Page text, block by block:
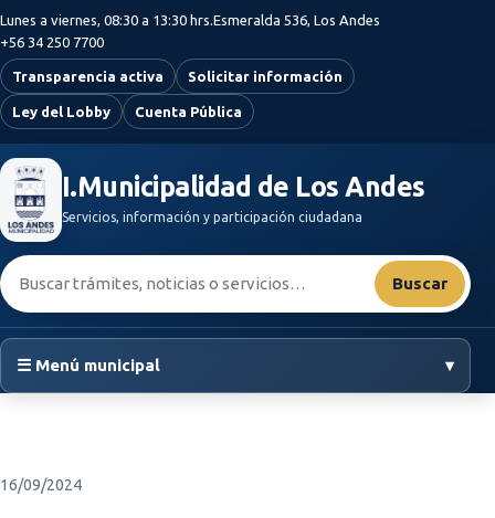
Saltar al contenido principal
Lunes a viernes, 08:30 a 13:30 hrs.Esmeralda 536, Los Andes
+56 34 250 7700
Transparencia activa Solicitar información
Ley del Lobby Cuenta Pública
I.Municipalidad de Los Andes
Servicios, información y participación ciudadana
Buscar:
Buscar
☰ Menú municipal ▾
16/09/2024